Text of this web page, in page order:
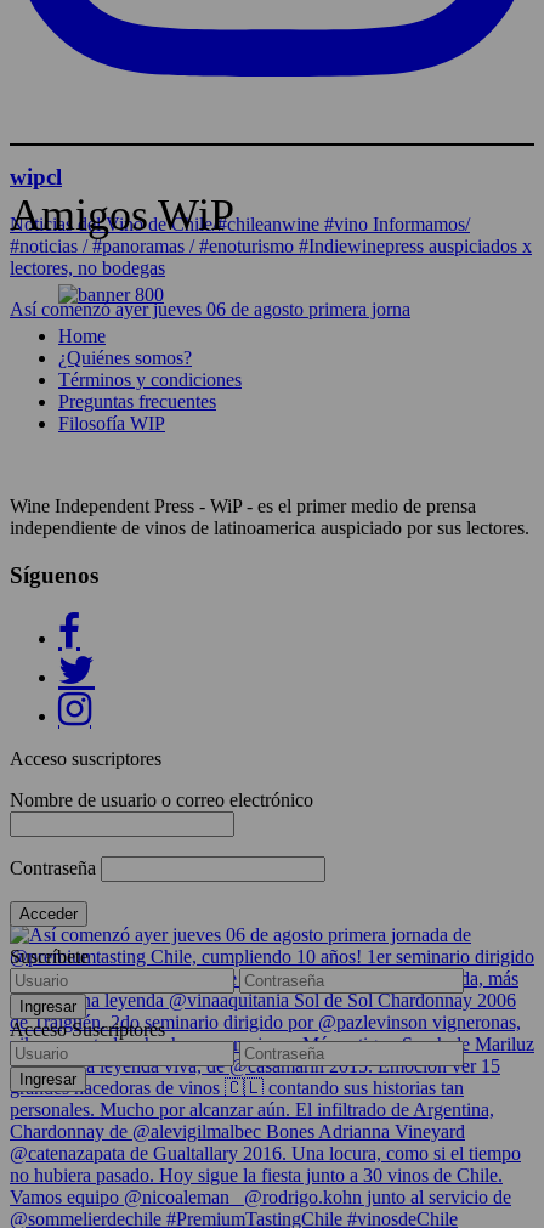
wipcl
Noticias del Vino de Chile/#chileanwine #vino Informamos/
#noticias / #panoramas / #enoturismo #Indiewinepress auspiciados x
lectores, no bodegas
Así comenzó ayer jueves 06 de agosto primera jorna
Amigos WiP
Home
¿Quiénes somos?
Términos y condiciones
Preguntas frecuentes
Filosofía WIP
Wine Independent Press - WiP - es el primer medio de prensa
independiente de vinos de latinoamerica auspiciado por sus lectores.
Síguenos
Acceso suscriptores
Nombre de usuario o correo electrónico
Contraseña
Suscríbete
Acceso Suscriptores